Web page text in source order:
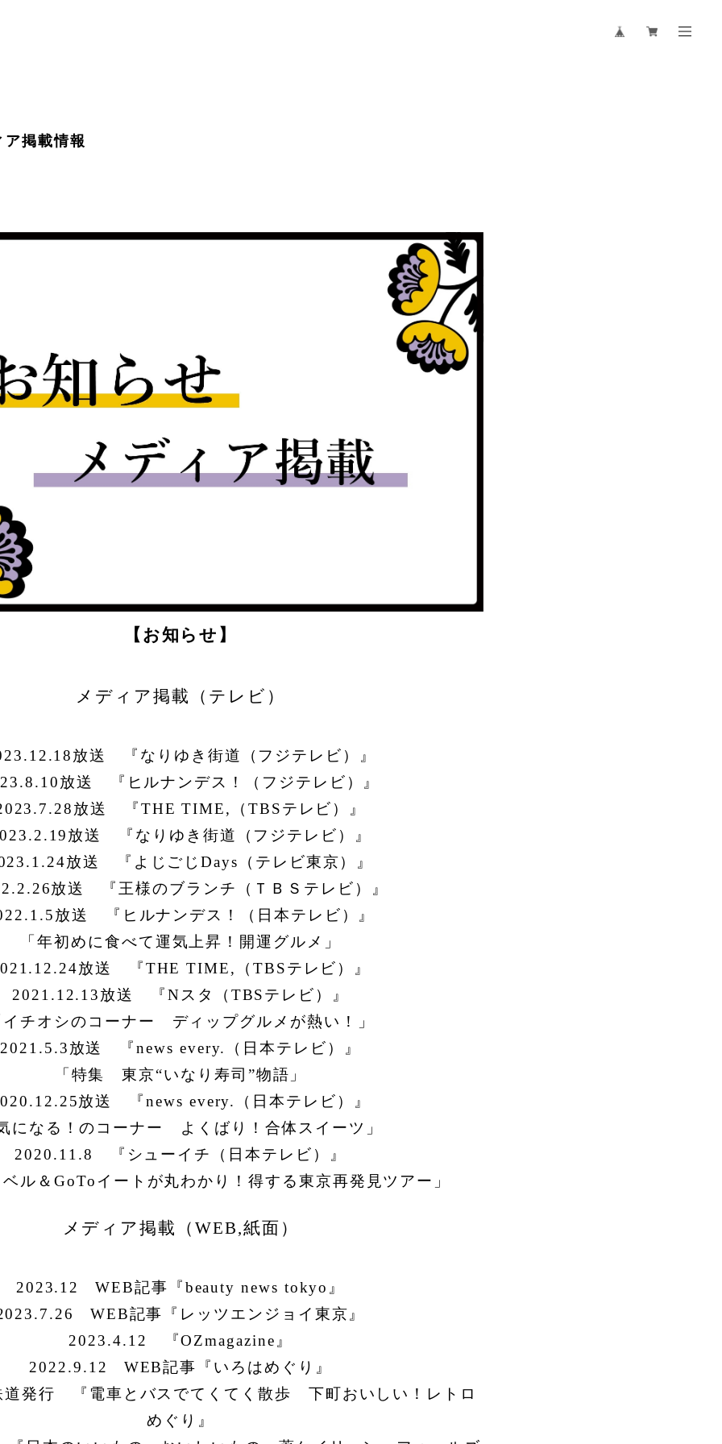
ア掲載情報
【お知らせ】
メディア掲載（テレビ）
放送
『なりゆき街道（フジテレビ）』
放送 『ヒルナンデス！（フジテレビ）
』
放送
『THE TIME,（TBSテレビ）』
放送 『なりゆき街道（フジテレビ）』
放送 『よじごじDays（テレビ東京）』
放送 『王様のブランチ（ＴＢＳテレビ）』
放送 『ヒルナンデス！（日本テレビ）』
「年初めに食べて運気上昇！開運グルメ」
放送
『THE TIME,（TBSテレビ）』
2021.12.13放送
『Nスタ（TBSテレビ）』
イチオシのコーナー ディップグルメが熱い！」
2021.5.3放送
『news every.
（日本テレビ）』
「特集 東京“いなり寿司”物語」
放送
『news every.
（日本テレビ）』
気になる！のコーナー よくばり！合体スイーツ」
2020.11.8
『シューイチ（日本テレビ）』
ベル＆GoToイートが丸わかり！得する東京再発見ツアー」
メディア掲載（WEB,紙面）
2023.12 WEB記事『beauty news tokyo』
WEB記事『レッツエンジョイ東京』
2023.4.12 『OZmagazine』
2022.9.12 WEB記事『いろはめぐり』
道発行 『電車とバスでてくてく散歩 下町おいしい！レトロ
めぐり』